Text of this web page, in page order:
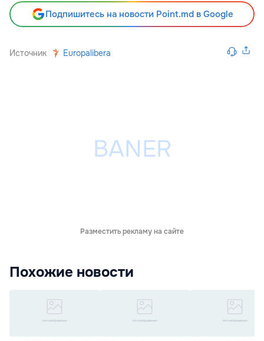
Подпишитесь на новости Point.md в Google
Источник Europalibera
Разместить рекламу на сайте
Похожие новости